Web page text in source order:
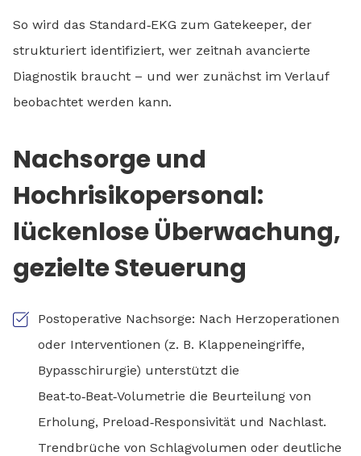
So wird das Standard‑EKG zum Gatekeeper, der
strukturiert identifiziert, wer zeitnah avancierte
Diagnostik braucht – und wer zunächst im Verlauf
beobachtet werden kann.
Nachsorge und
Hochrisikopersonal:
lückenlose Überwachung,
gezielte Steuerung
Postoperative Nachsorge: Nach Herzoperationen
oder Interventionen (z. B. Klappeneingriffe,
Bypasschirurgie) unterstützt die
Beat‑to‑Beat‑Volumetrie die Beurteilung von
Erholung, Preload‑Responsivität und Nachlast.
Trendbrüche von Schlagvolumen oder deutliche